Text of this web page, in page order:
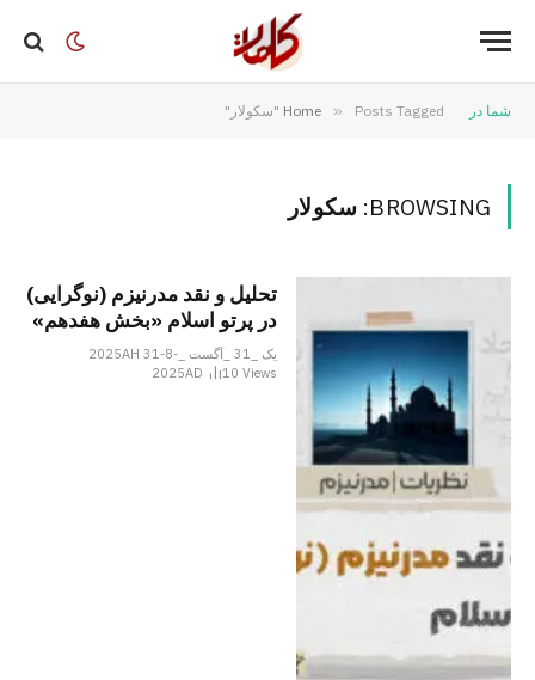
شما در Home » Posts Tagged "سکولار"
BROWSING: سکولار
تحلیل و نقد مدرنیزم (نوگرایی)
در پرتو اسلام «بخش هفدهم»
یک _31 _آگست _2025AH 31-8-
2025AD
10Views